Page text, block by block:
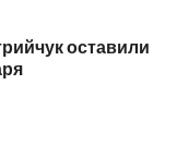
оставили